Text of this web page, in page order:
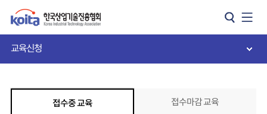
교육신청
접수중 교육 접수마감 교육